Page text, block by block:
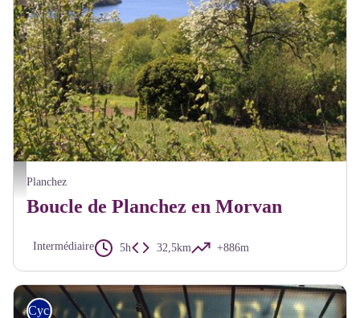
Lac de Pannecière - A Millot Pnr Morvan
Planchez
Boucle de Planchez en Morvan
Intermédiaire 5h 32,5km +886m
Cyclo